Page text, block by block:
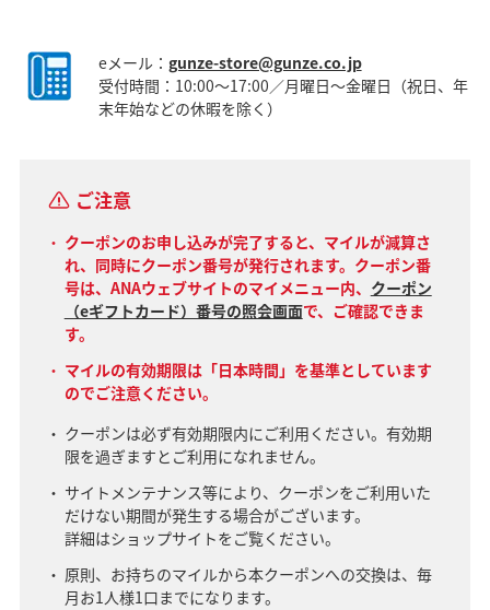
eメール： gunze-store@gunze.co.jp
受付時間：10:00～17:00／月曜日～金曜日（祝日、年
末年始などの休暇を除く）
ご注意
クーポンのお申し込みが完了すると、マイルが減算さ
れ、同時にクーポン番号が発行されます。クーポン番
号は、ANAウェブサイトのマイメニュー内、 クーポン
（eギフトカード）番号の照会画面で、ご確認できま
す。
マイルの有効期限は「日本時間」を基準としています
のでご注意ください。
クーポンは必ず有効期限内にご利用ください。有効期
限を過ぎますとご利用になれません。
サイトメンテナンス等により、クーポンをご利用いた
だけない期間が発生する場合がございます。
詳細はショップサイトをご覧ください。
原則、お持ちのマイルから本クーポンへの交換は、毎
月お1人様1口までになります。